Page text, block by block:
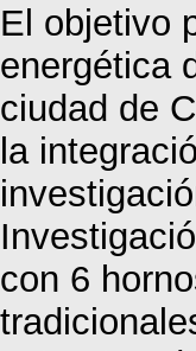
El objetivo
energética
ciudad de
la
con 6